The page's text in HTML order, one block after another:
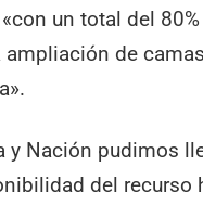
un total del
de
y Nación pudimos
del recurso